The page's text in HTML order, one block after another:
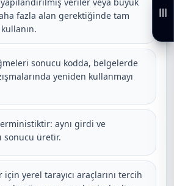
fazla alan gerektiğinde tam
sonucu kodda, belgelerde
yeniden kullanmayı
aynı girdi ve
sonucu üretir.
yerel tarayıcı araçlarını tercih